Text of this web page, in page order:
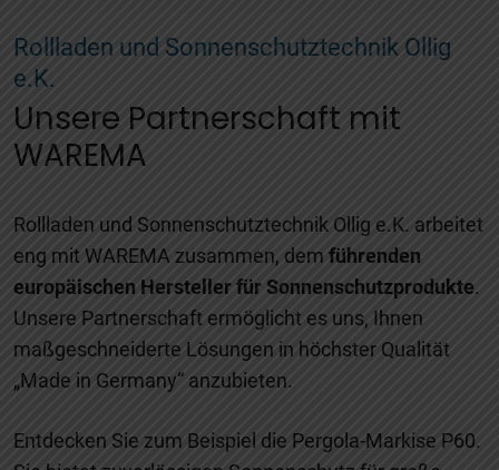
Rollladen und Sonnenschutztechnik Ollig
e.K.
Unsere Partnerschaft mit
WAREMA
Rollladen und Sonnenschutztechnik Ollig e.K. arbeitet
eng mit WAREMA zusammen, dem führenden
europäischen Hersteller für Sonnenschutzprodukte.
Unsere Partnerschaft ermöglicht es uns, Ihnen
maßgeschneiderte Lösungen in höchster Qualität
„Made in Germany“ anzubieten.
Entdecken Sie zum Beispiel die Pergola-Markise P60.